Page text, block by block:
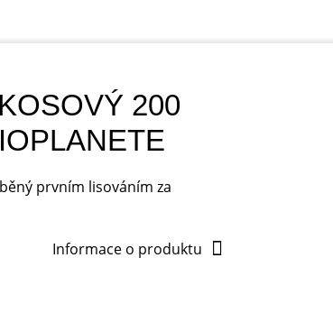
200
prvním lisováním za
Informace o produktu